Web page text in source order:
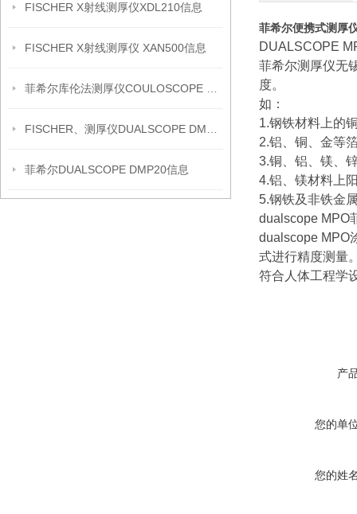
FISCHER X射线测厚仪XDL210信息
FISCHER X射线测厚仪 XAN500信息
菲希尔DUALSCOPE DMP20信息
菲希尔便携式测厚
DUALSCOPE
菲希尔测厚仪无
度。
如：
1.钢铁材料上的
2.铝、铜、金等
3.铜、铝、镁、
4.铝、镁材料上
5.钢铁及非铁金
dualscope MPO
dualscope MPO
式进行精度测量
符合人体工程学
产
您的单
您的姓